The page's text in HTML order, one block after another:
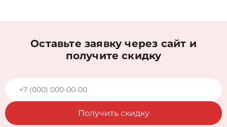
Оставьте заявку через сайт и
получите скидку
Получить скидку